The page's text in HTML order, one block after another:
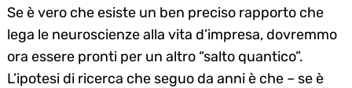
Se è vero che esiste un ben preciso rapporto che
lega le neuroscienze alla vita d’impresa, dovremmo
ora essere pronti per un altro “salto quantico”.
L’ipotesi di ricerca che seguo da anni è che – se è